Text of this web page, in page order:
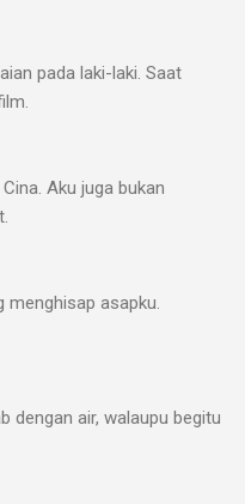
pada laki-laki. Saat
Aku juga bukan
menghisap asapku.
dengan air, walaupu begitu